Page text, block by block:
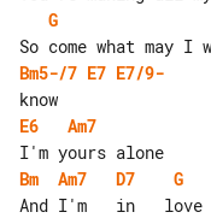
G
Bm5-/7 E7 E7/9-
E6
Am7
Bm
Am7 D7 G